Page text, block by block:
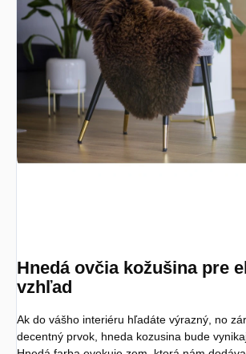
Hnedá ovčia kožušina pre
vzhľad
Ak do vášho interiéru hľadáte výrazný, no
decentný prvok, hneda kozusina bude